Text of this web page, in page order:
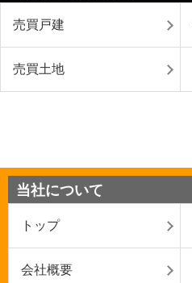
売買戸建
売買土地
当社について
トップ
会社概要